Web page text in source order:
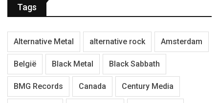
Tags
Alternative Metal alternative rock Amsterdam
België Black Metal Black Sabbath
BMG Records Canada Century Media